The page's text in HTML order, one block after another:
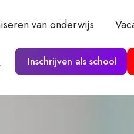
van onderwijs
Inschrijven als school